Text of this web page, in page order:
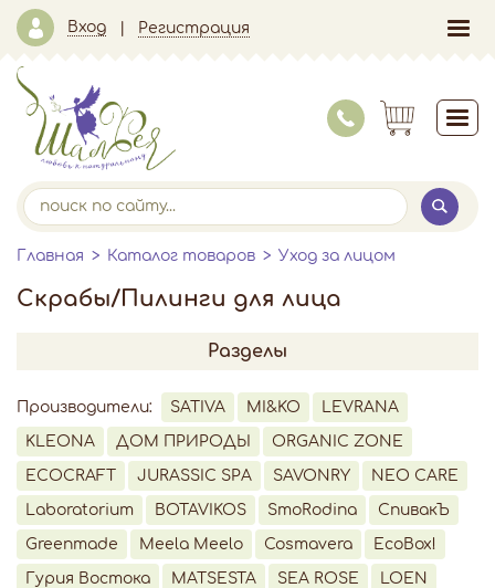
Вход Регистрация
Главная Каталог товаров Уход за лицом
Скрабы/Пилинги для лица
Разделы
Производители: SATIVA MI&KO LEVRANA
KLEONA ДОМ ПРИРОДЫ ORGANIC ZONE
ECOCRAFT JURASSIC SPA SAVONRY NEO CARE
Laboratorium BOTAVIKOS SmoRodina СпивакЪ
Greenmade Meela Meelo Cosmavera EcoBox!
Гурия Востока MATSESTA SEA ROSE LOEN